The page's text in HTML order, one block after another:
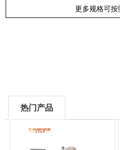
更多规格可按
热门产品